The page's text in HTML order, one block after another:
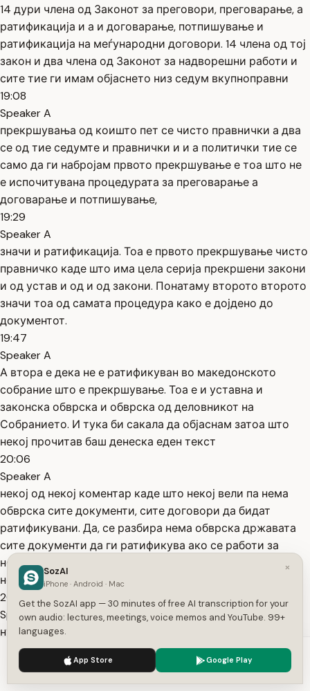
14 дури члена од Законот за преговори, преговарање, а
ратификација и а и договарање, потпишување и
ратификација на меѓународни договори. 14 члена од тој
закон и два члена од Законот за надворешни работи и
сите тие ги имам објаснето низ седум вкупноправни
19:08
Speaker A
прекршувања од коишто пет се чисто правнички а два
се од тие седумте и правнички и и а политички тие се
само да ги набројам првото прекршување е тоа што не
е испочитувана процедурата за преговарање а
договарање и потпишување,
19:29
Speaker A
значи и ратификација. Тоа е првото прекршување чисто
правничко каде што има цела серија прекршени закони
и од устав и од и од закони. Понатаму второто второто
значи тоа од самата процедура како е дојдено до
документот.
19:47
Speaker A
А втора е дека не е ратификуван во македонското
собрание што е прекршување. Тоа е и уставна и
законска обврска и обврска од деловникот на
Собранието. И тука би сакала да објаснам затоа што
некој прочитав баш денеска еден текст
20:06
Speaker A
некој од некој коментар каде што некој вели па нема
обврска сите документи, сите договори да бидат
ратификувани. Да, се разбира нема обврска државата
сите документи да ги ратификува ако се работи за
некое мало записничена меѓувладина а комисија со
неколку редчиња нема
20:27
Speaker A
нужност. Меѓутоа зависи се а од тежината на
материјата и од значењето на материјата и од
значењето на а а работите на суштината на на
предметот што е потпишан во некој документ. Инаку,
We use cookies to enhance your experience.
×
SozAI
iPhone · Android · Mac
Get the SozAI app — 30 minutes of free AI transcription for your
own audio: lectures, meetings, voice memos and YouTube. 99+
languages.
App Store Google Play